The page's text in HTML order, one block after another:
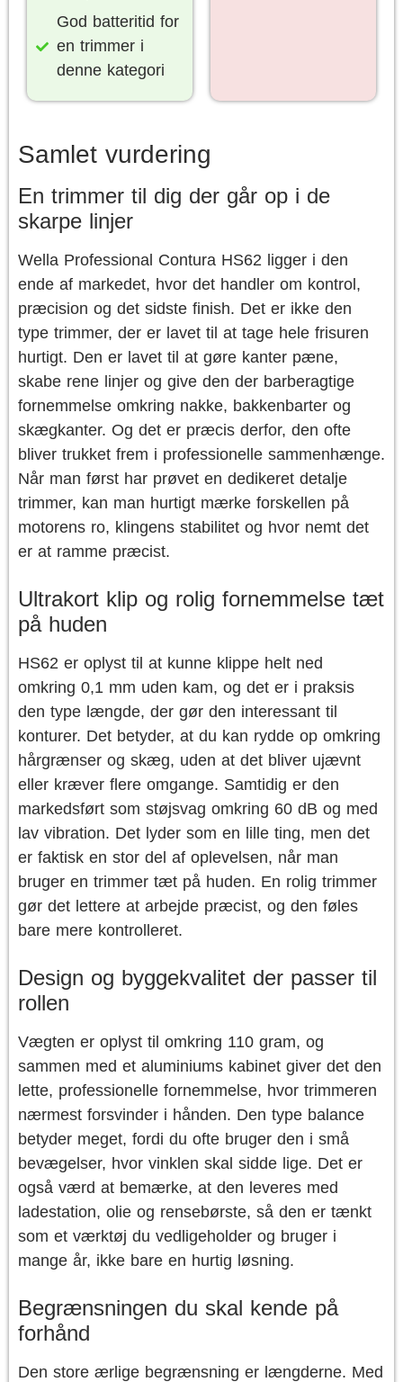
God batteritid for
en trimmer i
denne kategori
Samlet vurdering
En trimmer til dig der går op i de
skarpe linjer
Wella Professional Contura HS62 ligger i den
ende af markedet, hvor det handler om kontrol,
præcision og det sidste finish. Det er ikke den
type trimmer, der er lavet til at tage hele frisuren
hurtigt. Den er lavet til at gøre kanter pæne,
skabe rene linjer og give den der barberagtige
fornemmelse omkring nakke, bakkenbarter og
skægkanter. Og det er præcis derfor, den ofte
bliver trukket frem i professionelle sammenhænge.
Når man først har prøvet en dedikeret detalje
trimmer, kan man hurtigt mærke forskellen på
motorens ro, klingens stabilitet og hvor nemt det
er at ramme præcist.
Ultrakort klip og rolig fornemmelse tæt
på huden
HS62 er oplyst til at kunne klippe helt ned
omkring 0,1 mm uden kam, og det er i praksis
den type længde, der gør den interessant til
konturer. Det betyder, at du kan rydde op omkring
hårgrænser og skæg, uden at det bliver ujævnt
eller kræver flere omgange. Samtidig er den
markedsført som støjsvag omkring 60 dB og med
lav vibration. Det lyder som en lille ting, men det
er faktisk en stor del af oplevelsen, når man
bruger en trimmer tæt på huden. En rolig trimmer
gør det lettere at arbejde præcist, og den føles
bare mere kontrolleret.
Design og byggekvalitet der passer til
rollen
Vægten er oplyst til omkring 110 gram, og
sammen med et aluminiums kabinet giver det den
lette, professionelle fornemmelse, hvor trimmeren
nærmest forsvinder i hånden. Den type balance
betyder meget, fordi du ofte bruger den i små
bevægelser, hvor vinklen skal sidde lige. Det er
også værd at bemærke, at den leveres med
ladestation, olie og rensebørste, så den er tænkt
som et værktøj du vedligeholder og bruger i
mange år, ikke bare en hurtig løsning.
Begrænsningen du skal kende på
forhånd
Den store ærlige begrænsning er længderne. Med